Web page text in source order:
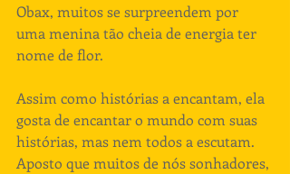
Obax, muitos se surpreendem por
uma menina tão cheia de energia ter
nome de flor.
Assim como histórias a encantam, ela
gosta de encantar o mundo com suas
histórias, mas nem todos a escutam.
Aposto que muitos de nós sonhadores,